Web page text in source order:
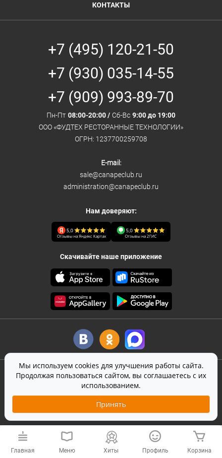
Главная Меню Хиты Профиль Корзина
КОНТАКТЫ
+7 (495) 120-21-50
+7 (930) 035-14-55
+7 (909) 993-89-70
Пн-Пт 08:00-20:00 / Сб-Вс 9:00 до 19:00
ООО «ФУДТЕХ РЕСТОРАННЫЕ ТЕХНОЛОГИИ»
ОГРН: 1237700259708
E-mail:
sale@canapeclub.ru
administration@canapeclub.ru
Нам доверяют:
5,0
Отзывы на Яндекс Картах
5,0
Отзывы на 2ГИС
Скачивайте наше приложение
©2026 Canape Club- кейтерингв Москве
Оферта
Политика конфиденциальности
Согласие на обработку персональных данных
На сайте используетсяSmartCaptchaот Yandex
Мы используем cookies для улучшения работы сайта.
Продолжая пользоваться сайтом, вы соглашаетесь с их
использованием.
Принять